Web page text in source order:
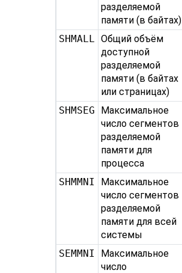
разделяемой
памяти (в байтах)
SHMALL
Общий объём
доступной
разделяемой
памяти (в байтах
или страницах)
SHMSEG
Максимальное
число сегментов
разделяемой
памяти для
процесса
SHMMNI
Максимальное
число сегментов
разделяемой
памяти для всей
системы
SEMMNI
Максимальное
число